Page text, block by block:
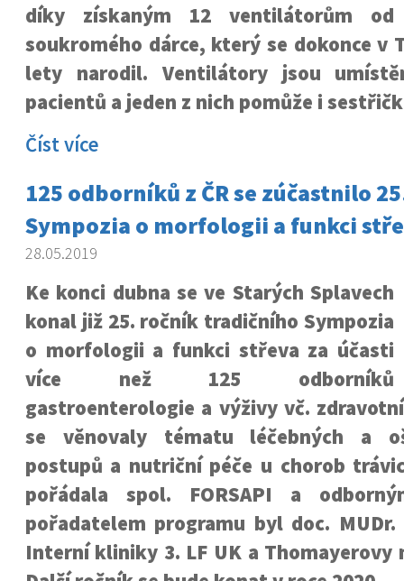
díky získaným 12 ventilátorům od
soukromého dárce, který se dokonce v
lety narodil. Ventilátory jsou
pacientů a jeden z nich pomůže i
Číst více
125 odborníků z ČR se zúčastnilo
Sympozia o morfologii a funkci
28.05.2019
Ke konci dubna se ve Starých Splavech
konal již 25. ročník tradičního Sympozia
o morfologii a funkci střeva za účasti
více než 125 odborníků
gastroenterologie a výživy vč.
se věnovaly tématu léčebných a
postupů a nutriční péče u chorob
pořádala spol. FORSAPI a
pořadatelem programu byl doc.
Interní kliniky 3. LF UK a Thomayerovy